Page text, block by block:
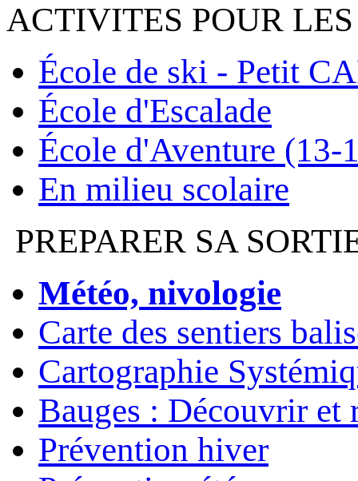
ACTIVITES POUR
École de ski - Petit
École d'Escalade
École d'Aventure (13-
En milieu scolaire
PREPARER SA
Météo, nivologie
Carte des sentiers
Cartographie
Bauges : Découvrir et
Prévention hiver